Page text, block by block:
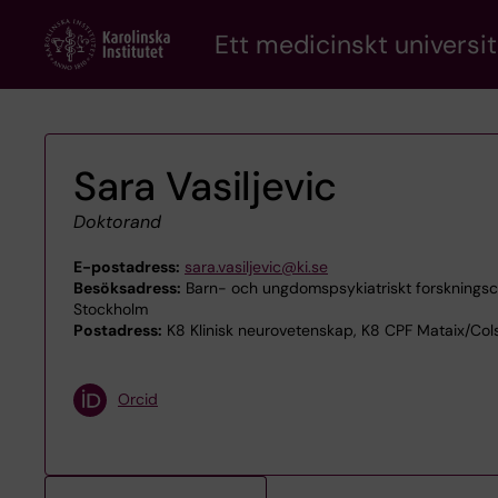
content
Ett medicinskt
Sara Vasiljevic
Doktorand
E-postadress: sara.vasiljevic@ki.se
Besöksadress: Barn- och ungdomspsykiatriskt
Stockholm
Postadress: K8 Klinisk neurovetenskap, K8 CPF Mataix/
Orcid